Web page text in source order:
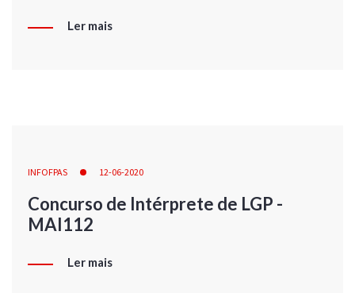
Ler mais
INFOFPAS 12-06-2020
Concurso de Intérprete de LGP -
MAI112
Ler mais